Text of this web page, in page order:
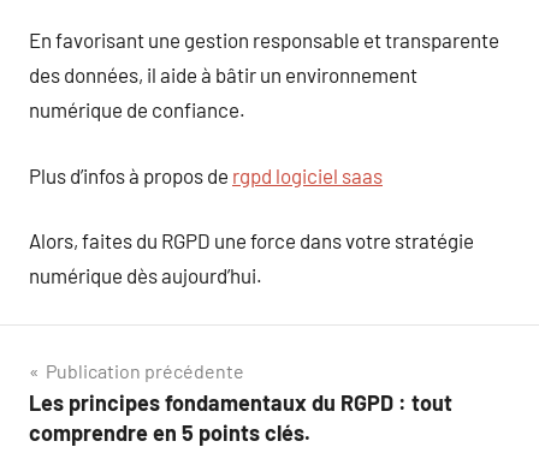
En favorisant une gestion responsable et transparente
des données, il aide à bâtir un environnement
numérique de confiance.
Plus d’infos à propos de rgpd logiciel saas
Alors, faites du RGPD une force dans votre stratégie
numérique dès aujourd’hui.
Navigation
de
Publication précédente
Les principes fondamentaux du RGPD : tout
comprendre en 5 points clés.